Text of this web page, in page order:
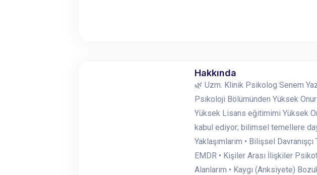
Hakkında
🌿 Uzm. Klinik Psikolog Senem
Psikoloji Bölümünden Yüksek
Yüksek Lisans eğitimimi Yüksek
kabul ediyor; bilimsel temellere
Yaklaşımlarım • Bilişsel
EMDR • Kişiler Arası İlişkiler
Alanlarım • Kaygı (Anksiyete)